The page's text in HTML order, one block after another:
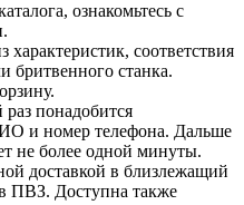
ознакомьтесь с
характеристик, соответствия
бритвенного станка.
понадобится
и номер телефона. Дальше
не более одной минуты.
доставкой в близлежащий
ПВЗ. Доступна также